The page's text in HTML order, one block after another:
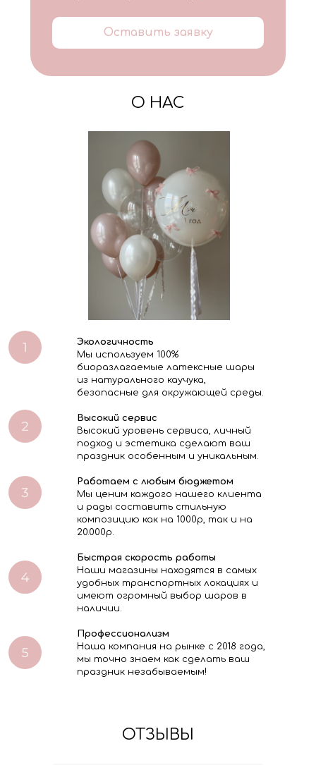
Оставить заявку
О НАС
Экологичность
Мы используем 100%
биоразлагаемые латексные шары
из натурального каучука,
безопасные для окружающей среды.
Высокий сервис
Высокий уровень сервиса, личный
подход и эстетика сделают ваш
праздник особенным и уникальным.
Работаем с любым бюджетом
Мы ценим каждого нашего клиента
и рады составить стильную
композицию как на 1000р, так и на
20.000р.
Быстрая скорость работы
Наши магазины находятся в самых
удобных транспортных локациях и
имеют огромный выбор шаров в
наличии.
Профессионализм
Наша компания на рынке с 2018 года,
мы точно знаем как сделать ваш
праздник незабываемым!
ОТЗЫВЫ